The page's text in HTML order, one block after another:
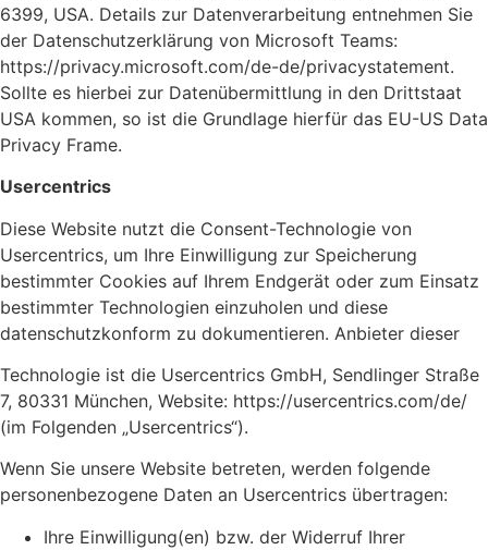
6399, USA. Details zur Datenverarbeitung entnehmen Sie
der Datenschutzerklärung von Microsoft Teams:
https://privacy.microsoft.com/de-de/privacystatement.
Sollte es hierbei zur Datenübermittlung in den Drittstaat
USA kommen, so ist die Grundlage hierfür das EU-US Data
Privacy Frame.
Usercentrics
Diese Website nutzt die Consent-Technologie von
Usercentrics, um Ihre Einwilligung zur Speicherung
bestimmter Cookies auf Ihrem Endgerät oder zum Einsatz
bestimmter Technologien einzuholen und diese
datenschutzkonform zu dokumentieren. Anbieter dieser
Technologie ist die Usercentrics GmbH, Sendlinger Straße
7, 80331 München, Website: https://usercentrics.com/de/
(im Folgenden „Usercentrics“).
Wenn Sie unsere Website betreten, werden folgende
personenbezogene Daten an Usercentrics übertragen:
Ihre Einwilligung(en) bzw. der Widerruf Ihrer